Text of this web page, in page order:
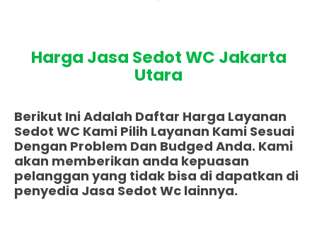
Harga Jasa Sedot WC Jakarta
Utara
Berikut Ini Adalah Daftar Harga Layanan
Sedot WC Kami Pilih Layanan Kami Sesuai
Dengan Problem Dan Budged Anda. Kami
akan memberikan anda kepuasan
pelanggan yang tidak bisa di dapatkan di
penyedia Jasa Sedot Wc lainnya.